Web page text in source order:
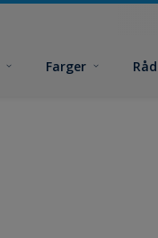
Farger Råd